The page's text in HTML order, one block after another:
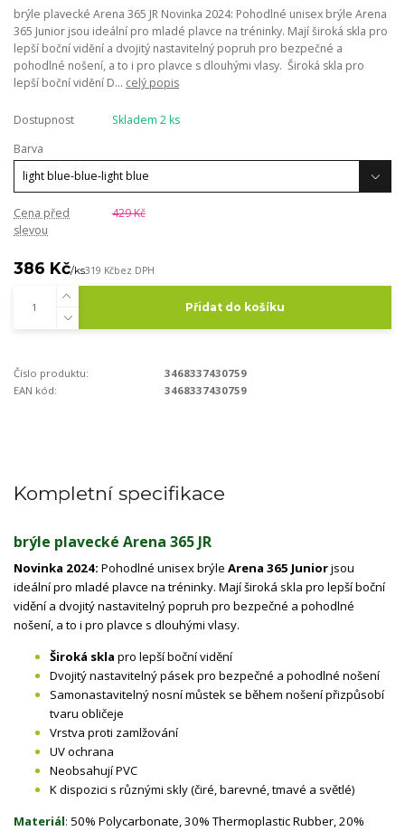
brýle plavecké Arena 365 JR Novinka 2024: Pohodlné unisex brýle Arena
365 Junior jsou ideální pro mladé plavce na tréninky. Mají široká skla pro
lepší boční vidění a dvojitý nastavitelný popruh pro bezpečné a
pohodlné nošení, a to i pro plavce s dlouhými vlasy. Široká skla pro
lepší boční vidění D... celý popis
Dostupnost
Skladem 2 ks
Barva
Cena před
slevou
429 Kč
386 Kč/ks319 Kčbez DPH
Přidat do košíku
Číslo produktu:
3468337430759
EAN kód:
3468337430759
Kompletní specifikace
brýle plavecké Arena 365 JR
Novinka 2024: Pohodlné unisex brýle Arena 365 Juniorjsou
ideální pro mladé plavce na tréninky. Mají široká skla pro lepší boční
vidění a dvojitý nastavitelný popruh pro bezpečné a pohodlné
nošení, a to i pro plavce s dlouhými vlasy.
Široká skla pro lepší boční vidění
Dvojitý nastavitelný pásek pro bezpečné a pohodlné nošení
Samonastavitelný nosní můstek se během nošení přizpůsobí
tvaru obličeje
Vrstva proti zamlžování
UV ochrana
Neobsahují PVC
K dispozici s různými skly (čiré, barevné, tmavé a světlé)
Materiál: 50% Polycarbonate, 30% Thermoplastic Rubber, 20%